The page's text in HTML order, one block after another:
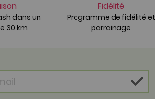
dans un
30 km
Fidélité
Programme de fidélité et
parrainage